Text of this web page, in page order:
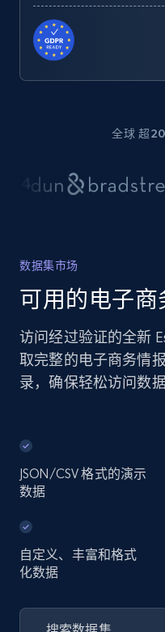
全球 超
数据集市场
可用的电子商
访问经过验证的全新
取完整的电子商务情
录，确保轻松访问数据
JSON/CSV 格式的演示
数据
自定义、丰富和格式
化数据